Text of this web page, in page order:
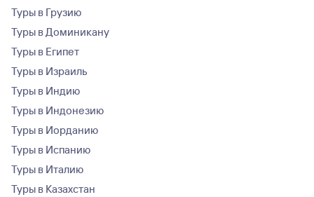
Туры в Грузию
Туры в Доминикану
Туры в Египет
Туры в Израиль
Туры в Индию
Туры в Индонезию
Туры в Иорданию
Туры в Испанию
Туры в Италию
Туры в Казахстан